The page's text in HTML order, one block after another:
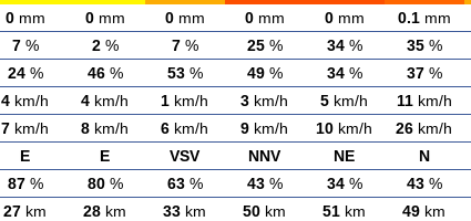
0mm 0mm 0mm 0mm 0mm 0.1mm
7% 2% 7% 25% 34% 35%
24% 46% 53% 49% 34% 37%
4 km/h 4 km/h 1 km/h 3 km/h 5 km/h 11km/h
7 km/h 8 km/h 6 km/h 9 km/h 10 km/h 26 km/h
E E VSV NNV NE N
87% 80% 63% 43% 34% 43%
27 km 28 km 33 km 50 km 51 km 49 km